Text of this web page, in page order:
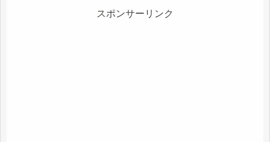
スポンサーリンク